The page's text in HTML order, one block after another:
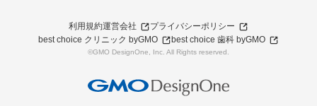
利用規約運営会社
プライバシーポリシー
best choice クリニック byGMO
best choice 歯科 byGMO
©GMO DesignOne, Inc. All Rights reserved.